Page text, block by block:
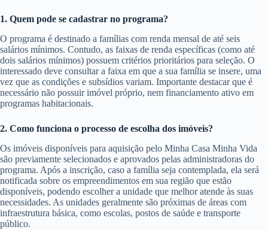
1. Quem pode se cadastrar no programa?
O programa é destinado a famílias com renda mensal de até seis
salários mínimos. Contudo, as faixas de renda específicas (como até
dois salários mínimos) possuem critérios prioritários para seleção. O
interessado deve consultar a faixa em que a sua família se insere, uma
vez que as condições e subsídios variam. Importante destacar que é
necessário não possuir imóvel próprio, nem financiamento ativo em
programas habitacionais.
2. Como funciona o processo de escolha dos imóveis?
Os imóveis disponíveis para aquisição pelo Minha Casa Minha Vida
são previamente selecionados e aprovados pelas administradoras do
programa. Após a inscrição, caso a família seja contemplada, ela será
notificada sobre os empreendimentos em sua região que estão
disponíveis, podendo escolher a unidade que melhor atende às suas
necessidades. As unidades geralmente são próximas de áreas com
infraestrutura básica, como escolas, postos de saúde e transporte
público.